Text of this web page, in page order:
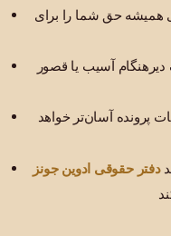
همیشه حق شما را برای
آسیب یا قصور
پرونده آسان‌تر خواهد
دفتر حقوقی ادوین جونز